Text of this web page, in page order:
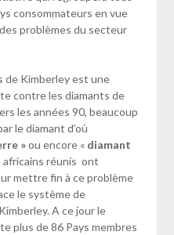
consommateurs en vue
problèmes du secteur
de Kimberley est une
contre les diamants de
les années 90, beaucoup
le diamant d’où
»ou encore « diamant
africains réunis ont
mettre fin à ce problème
le système de
A ce jour le
plus de 86 Pays membres